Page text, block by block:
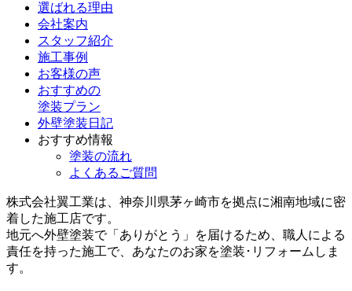
選ばれる理由
会社案内
スタッフ紹介
施工事例
お客様の声
おすすめの
塗装プラン
外壁塗装日記
おすすめ情報
塗装の流れ
よくあるご質問
株式会社翼工業は、神奈川県茅ヶ崎市を拠点に湘南地域に密
着した施工店です。
地元へ外壁塗装で「ありがとう」
を届けるため、職人による
責任を持った施工で、あなたのお家を塗装･リフォームしま
す。